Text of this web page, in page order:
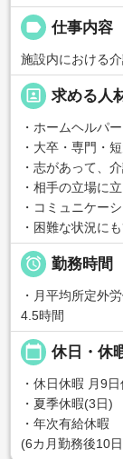
label 仕事内容
施設内における
portrait 求める人
・ホームヘルパ
・大卒・専門・
・志があって、
・相手の立場に
・コミュニケー
・困難な状況に
 勤務時間
・月平均所定外
4.5時間
calendar_today 休日・休
・休日休暇 月9
・夏季休暇(3日)
・年次有給休暇
(6カ月勤務後10